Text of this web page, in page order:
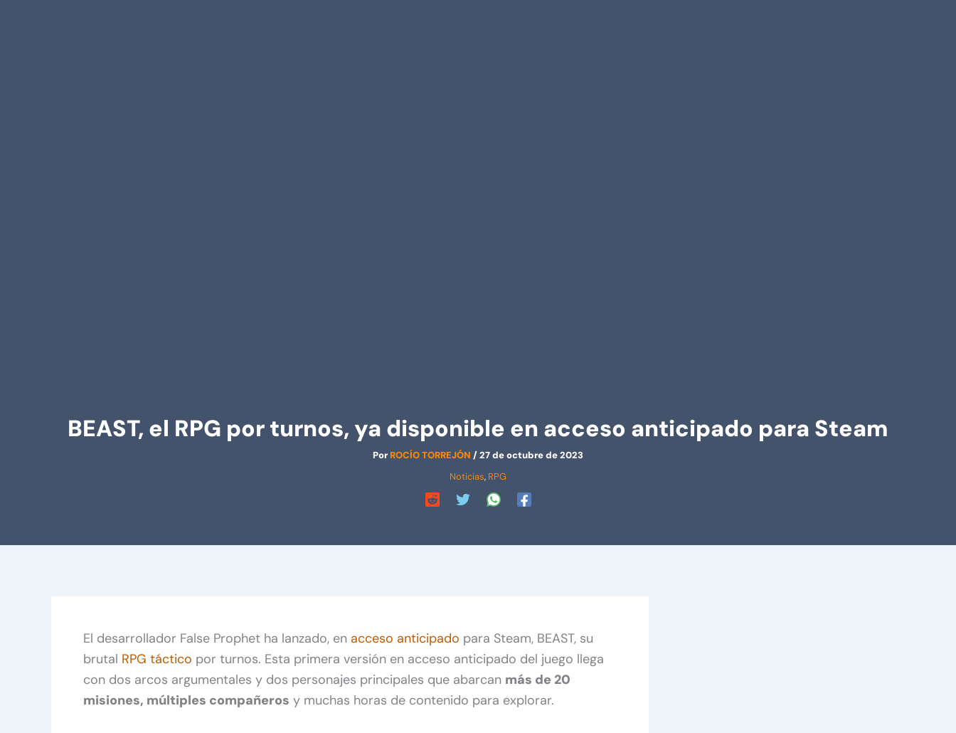
BEAST, el RPG por turnos, ya disponible en acceso anticipado para Steam
PorROCÍO TORREJÓN /27 de octubre de 2023
Noticias, RPG
El desarrollador False Prophet ha lanzado, en acceso anticipado para Steam, BEAST, su
brutal RPG táctico por turnos. Esta primera versión en acceso anticipado del juego llega
con dos arcos argumentales y dos personajes principales que abarcan más de 20
misiones, múltiples compañeros y muchas horas de contenido para explorar.